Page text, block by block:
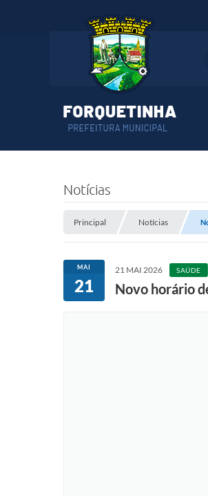
Notícias
Principal Notícias
MAI
21
21 MAI 2026 SAÚDE
Novo horário